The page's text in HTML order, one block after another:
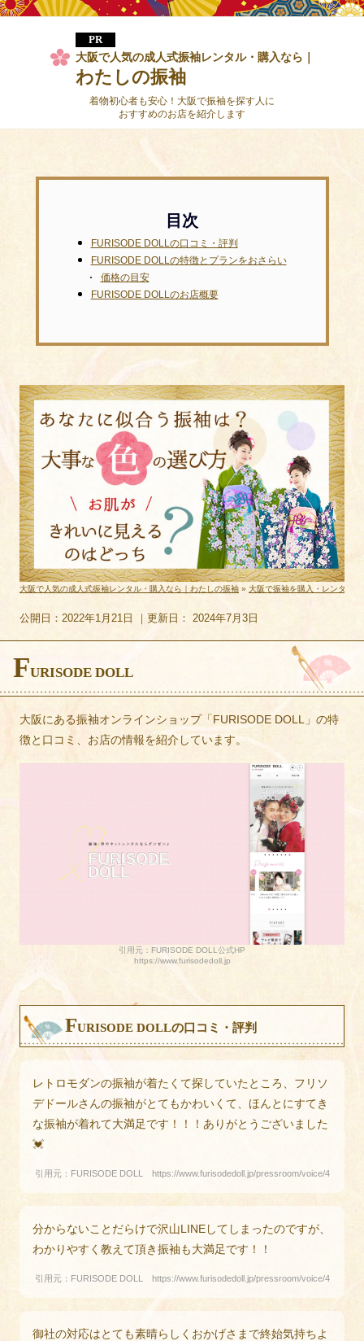
大阪で人気の成人式振袖レンタル・購入なら｜
わたしの振袖
着物初心者も安心！大阪で振袖を探す人に
おすすめのお店を紹介します
FURISODE DOLLの口コミ・評判
FURISODE DOLLの特徴とプランをおさらい
価格の目安
FURISODE DOLLのお店概要
大阪で人気の成人式振袖レンタル・購入なら｜わたしの振袖 » 大阪で振袖を購入・レンタル
公開日： 2022年1月21日 ｜更新日： 2024年7月3日
FURISODE DOLL
大阪にある振袖オンラインショップ「FURISODE DOLL」の特
徴と口コミ、お店の情報を紹介しています。
引用元：FURISODE DOLL公式HP
https://www.furisodedoll.jp
FURISODE DOLLの口コミ・評判
レトロモダンの振袖が着たくて探していたところ、フリソ
デドールさんの振袖がとてもかわいくて、ほんとにすてき
な振袖が着れて大満足です！！！ありがとうございました
💓
引用元：FURISODE DOLL https://www.furisodedoll.jp/pressroom/voice/4
分からないことだらけで沢山LINEしてしまったのですが、
わかりやすく教えて頂き振袖も大満足です！！
引用元：FURISODE DOLL https://www.furisodedoll.jp/pressroom/voice/4
御社の対応はとても素晴らしくおかげさまで終始気持ちよ